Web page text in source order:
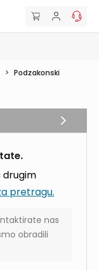
> Podzakonski
drugim
pretragu.
nas
obradili